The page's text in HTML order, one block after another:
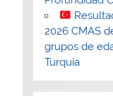
2026 CMAS
grupos de
Turquía